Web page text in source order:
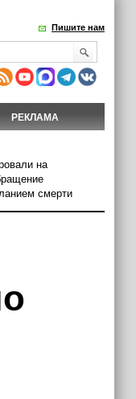
Пишите нам
РЕКЛАМА
на
смерти